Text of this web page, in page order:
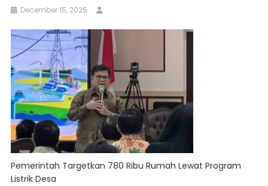
December 15, 2025
Pemerintah Targetkan 780 Ribu Rumah Lewat Program
Listrik Desa